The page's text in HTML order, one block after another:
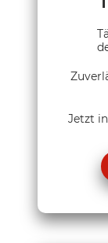
Jetzt